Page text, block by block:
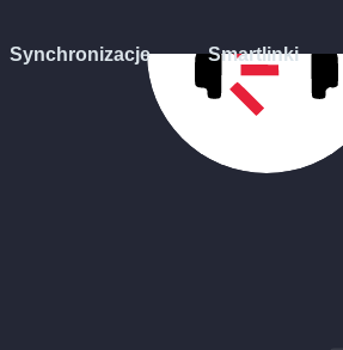
Synchronizacje Smartlinki